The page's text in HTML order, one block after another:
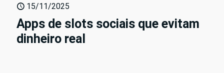
15/11/2025
Apps de slots sociais que evitam
dinheiro real